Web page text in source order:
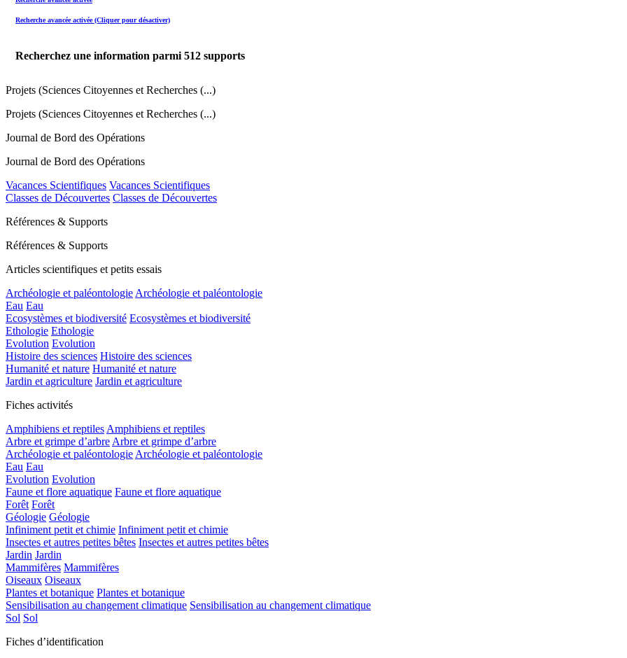
Recherche avancée activée (Cliquer pour désactiver)
Recherchez une information parmi 512 supports
Projets (Sciences Citoyennes et Recherches (...)
Projets (Sciences Citoyennes et Recherches (...)
Journal de Bord des Opérations
Journal de Bord des Opérations
Vacances Scientifiques Vacances Scientifiques
Classes de Découvertes Classes de Découvertes
Références & Supports
Références & Supports
Articles scientifiques et petits essais
Archéologie et paléontologie Archéologie et paléontologie
Eau Eau
Ecosystèmes et biodiversité Ecosystèmes et biodiversité
Ethologie Ethologie
Evolution Evolution
Histoire des sciences Histoire des sciences
Humanité et nature Humanité et nature
Jardin et agriculture Jardin et agriculture
Fiches activités
Amphibiens et reptiles Amphibiens et reptiles
Arbre et grimpe d’arbre Arbre et grimpe d’arbre
Archéologie et paléontologie Archéologie et paléontologie
Eau Eau
Evolution Evolution
Faune et flore aquatique Faune et flore aquatique
Forêt Forêt
Géologie Géologie
Infiniment petit et chimie Infiniment petit et chimie
Insectes et autres petites bêtes Insectes et autres petites bêtes
Jardin Jardin
Mammifères Mammifères
Oiseaux Oiseaux
Plantes et botanique Plantes et botanique
Sensibilisation au changement climatique Sensibilisation au changement climatique
Sol Sol
Fiches d’identification